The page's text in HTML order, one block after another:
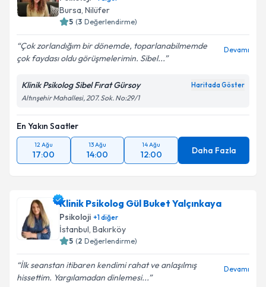
Bursa, Nilüfer
5 (3 Değerlendirme)
Çok zorlandığım bir dönemde, toparlanabilmemde
çok faydası oldu görüşmelerimin. Sibel...
Devamı
Klinik Psikolog Sibel Fırat Gürsoy Haritada Göster
Altınşehir Mahallesi, 207. Sok. No:29/1
En Yakın Saatler
12 Ağu
17:00
13 Ağu
14:00
14 Ağu
12:00 Daha Fazla
Klinik Psikolog Gül Buket Yalçınkaya
Psikoloji +1diğer
İstanbul, Bakırköy
5 (2 Değerlendirme)
İlk seanstan itibaren kendimi rahat ve anlaşılmış
hissettim. Yargılamadan dinlemesi...
Devamı